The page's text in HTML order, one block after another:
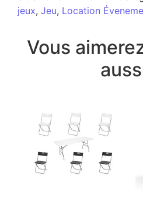
jeux, Jeu, Location
Vous